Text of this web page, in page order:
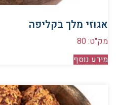
אגוזי מלך בקליפה
מק"ט: 80
מידע נוסף